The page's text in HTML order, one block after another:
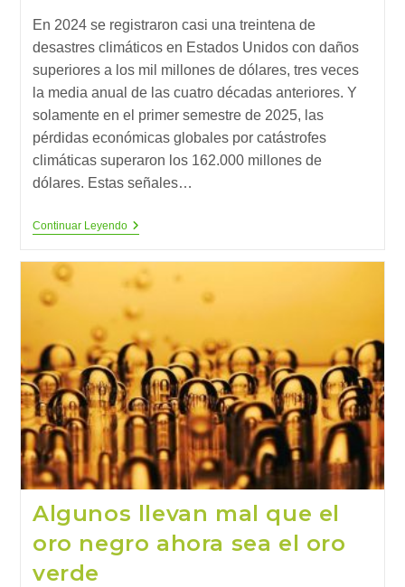
la
entrada:
la
entrada:
lectura:
En 2024 se registraron casi una treintena de
desastres climáticos en Estados Unidos con daños
superiores a los mil millones de dólares, tres veces
la media anual de las cuatro décadas anteriores. Y
solamente en el primer semestre de 2025, las
pérdidas económicas globales por catástrofes
climáticas superaron los 162.000 millones de
dólares. Estas señales…
Continuar LeyendoTecnologías
Climática:
El
Gran
De
Inversión
Sostenible
Algunos llevan mal que el
oro negro ahora sea el oro
verde